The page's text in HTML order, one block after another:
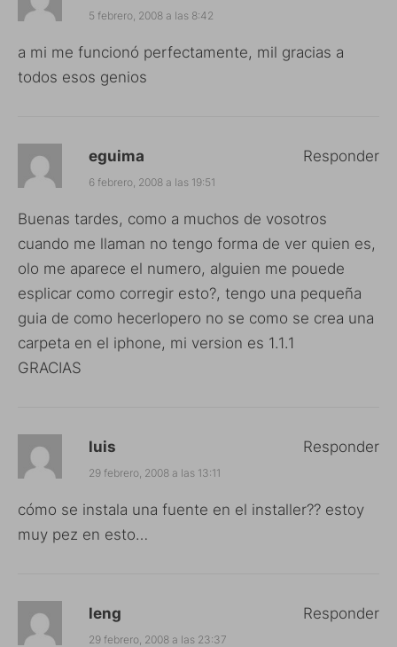
5 febrero, 2008 a las 8:42
a mi me funcionó perfectamente, mil gracias a
todos esos genios
eguima
6 febrero, 2008 a las 19:51
Buenas tardes, como a muchos de vosotros
cuando me llaman no tengo forma de ver quien es,
olo me aparece el numero, alguien me pouede
esplicar como corregir esto?, tengo una pequeña
guia de como hecerlopero no se como se crea una
carpeta en el iphone, mi version es 1.1.1
GRACIAS
Responder
luis
29 febrero, 2008 a las 13:11
cómo se instala una fuente en el installer?? estoy
muy pez en esto…
Responder
leng
29 febrero, 2008 a las 23:37
Responder